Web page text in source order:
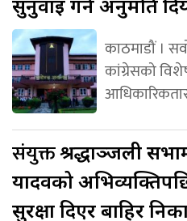
काठमाडौं ।
कांग्रेसको
संयुक्तश्रद्धाञ्जली
यादवको
सुरक्षा दिएर बाहिर